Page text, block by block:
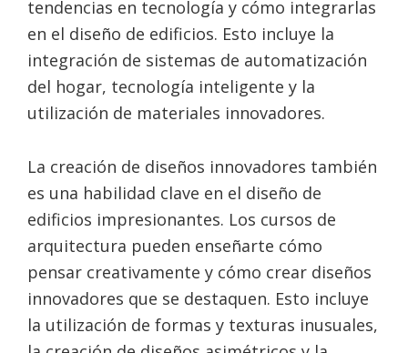
tendencias en tecnología y cómo integrarlas
en el diseño de edificios. Esto incluye la
integración de sistemas de automatización
del hogar, tecnología inteligente y la
utilización de materiales innovadores.
La creación de diseños innovadores también
es una habilidad clave en el diseño de
edificios impresionantes. Los cursos de
arquitectura pueden enseñarte cómo
pensar creativamente y cómo crear diseños
innovadores que se destaquen. Esto incluye
la utilización de formas y texturas inusuales,